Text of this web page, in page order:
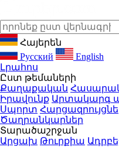
Հայերեն
Русский
English
Լրահոս
Ըստ թեմաների
Քաղաքական
Իրավունք Արտակարգ
Սպորտ
Ծաղրանկարներ
Տարածաշրջան
Արցախ Թուրքիա